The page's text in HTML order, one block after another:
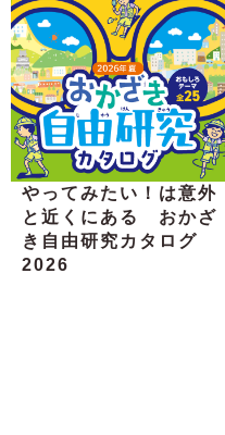
やってみたい！は意外
と近くにある おかざ
き自由研究カタログ
2026